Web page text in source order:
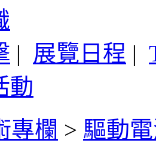
| 展覽日程 |
動
專欄 > 驅動